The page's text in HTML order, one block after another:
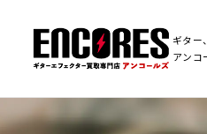
ギター
アンコ